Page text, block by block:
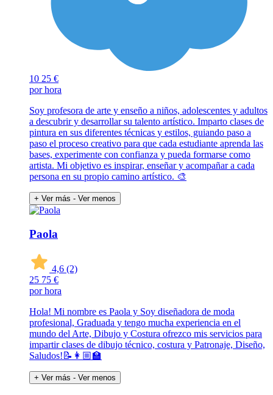
10 25 €
por hora
Soy profesora de arte y enseño a niños, adolescentes y adultos
a descubrir y desarrollar su talento artístico. Imparto clases de
pintura en sus diferentes técnicas y estilos, guiando paso a
paso el proceso creativo para que cada estudiante aprenda las
bases, experimente con confianza y pueda formarse como
artista. Mi objetivo es inspirar, enseñar y acompañar a cada
persona en su propio camino artístico. 🎨
+ Ver más - Ver menos
Paola
4,6 (2)
25 75 €
por hora
Hola! Mi nombre es Paola y Soy diseñadora de moda
profesional, Graduada y tengo mucha experiencia en el
mundo del Arte, Dibujo y Costura ofrezco mis servicios para
impartir clases de dibujo técnico, costura y Patronaje, Diseño,
Saludos!📝👩🏼‍🏫
+ Ver más - Ver menos